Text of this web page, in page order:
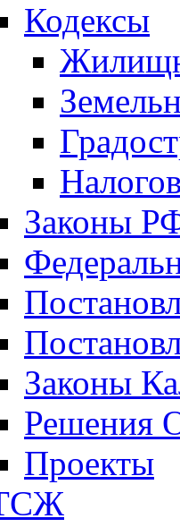
Кодексы
Законы
Законы
Решения
Проекты